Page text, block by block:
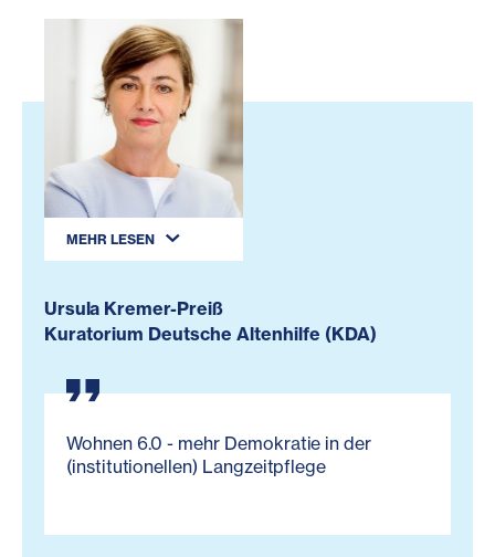
MEHR LESEN
Ursula Kremer-Preiß
Kuratorium Deutsche Altenhilfe (KDA)
Wohnen 6.0 - mehr Demokratie in der
(institutionellen) Langzeitpflege